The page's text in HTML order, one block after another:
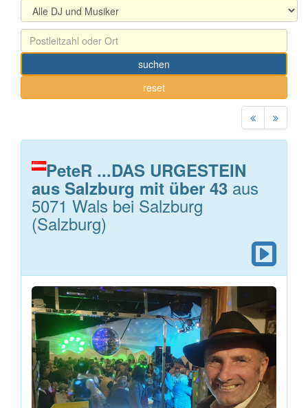
suchen
reset
PeteR ...DAS URGESTEIN
aus Salzburg mit über 43 aus
5071 Wals bei Salzburg
(Salzburg)